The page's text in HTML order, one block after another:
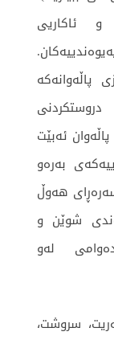
ئاكاریی
پاڵەوانەکە
دروستكردنی
ئه‌بێت
به‌ره‌و
هەوڵ
شوێن و
له‌و
سروشت،